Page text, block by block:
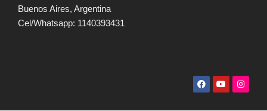
Buenos Aires, Argentina
Cel/Whatsapp: 1140393431